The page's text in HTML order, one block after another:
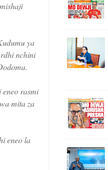
ya
nchini
rasmi
mita za
eneo la